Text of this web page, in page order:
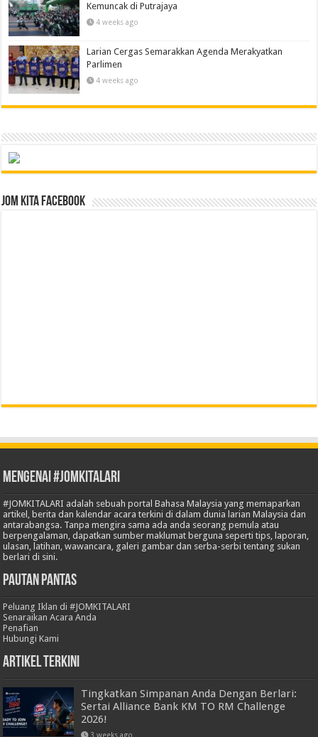
Kemuncak di Putrajaya
4 weeks ago
Larian Cergas Semarakkan Agenda Merakyatkan
Parlimen
4 weeks ago
Jom Kita Facebook
Mengenai #JOMKITALARI
#JOMKITALARI adalah sebuah portal Bahasa Malaysia yang memaparkan
artikel, berita dan kalendar acara terkini di dalam dunia larian Malaysia dan
antarabangsa. Tanpa mengira sama ada anda seorang pemula atau
berpengalaman, dapatkan sumber maklumat berguna seperti tips, laporan,
ulasan, latihan, wawancara, galeri gambar dan serba-serbi tentang sukan
berlari di sini.
Pautan Pantas
Peluang Iklan di #JOMKITALARI
Senaraikan Acara Anda
Penafian
Hubungi Kami
Artikel Terkini
Tingkatkan Simpanan Anda Dengan Berlari:
Sertai Alliance Bank KM TO RM Challenge
2026!
3 weeks ago